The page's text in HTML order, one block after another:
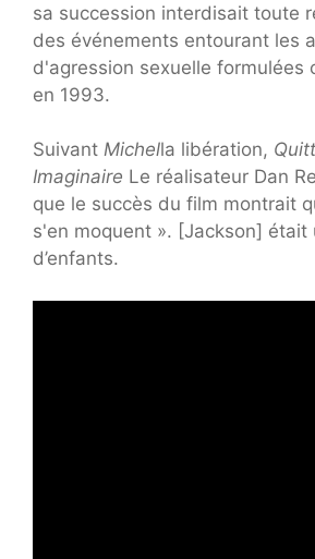
sa succession interdisait toute
des événements entourant les
d'agression sexuelle formulées
en 1993.
Suivant Michella libération,
Imaginaire Le réalisateur Dan
que le succès du film montrait
s'en moquent ». [Jackson] était
d’enfants.